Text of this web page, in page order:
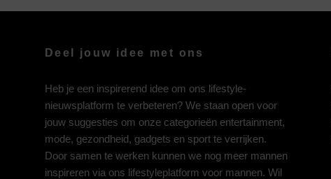
Deel jouw idee met ons
Heb je een inspirerend idee om ons lifestyle-
nieuwsplatform te verbeteren? We staan open voor
jouw suggesties om onze categorieën entertainment,
mode, gezondheid, gadgets en sport te verrijken.
Door samen te werken kunnen we nog meer mannen
inspireren via ons lifestyleplatform voor mannen. Wil